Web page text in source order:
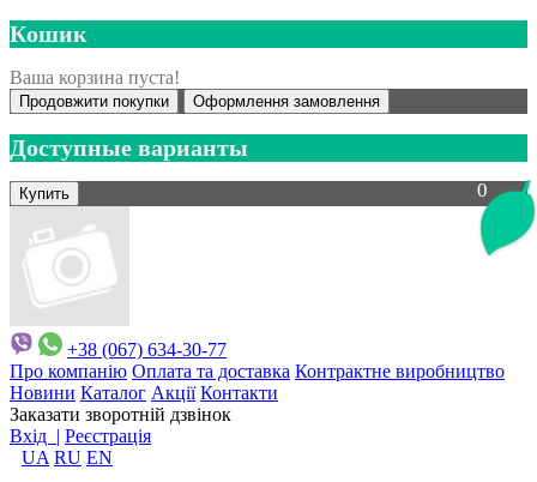
Кошик
Ваша корзина пуста!
Продовжити покупки Оформлення замовлення
0
Доступные варианты
+38 (067) 634-30-77
Про компанію Оплата та доставка Контрактне виробництво
Новини Каталог Акції Контакти
Заказати зворотній дзвінок
Вхід | Реєстрація
UA RU EN